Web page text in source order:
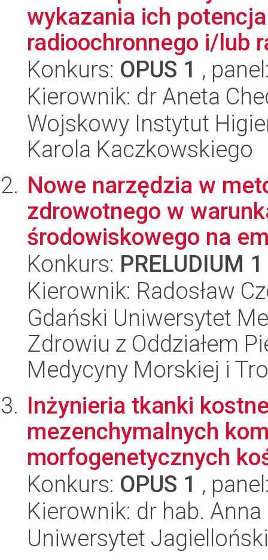
wykazania ich
radioochronnego i/lub
Konkurs: OPUS 1 ,
Kierownik: dr Aneta
Wojskowy Instytut
Karola Kaczkowskiego
Nowe narzędzia w
zdrowotnego w
środowiskowego na
Konkurs: PRELUDIUM 1
Kierownik: Radosław
Gdański Uniwersytet
Zdrowiu z Oddziałem
Medycyny Morskiej i
Inżynieria tkanki
mezenchymalnych
morfogenetycznych
Konkurs: OPUS 1 ,
Kierownik: dr hab.
Uniwersytet Jagielloński